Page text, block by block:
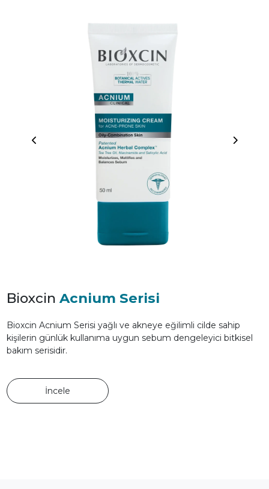
Bioxcin Acnium Serisi
Bioxcin Acnium Serisi yağlı ve akneye eğilimli cilde sahip
kişilerin günlük kullanıma uygun sebum dengeleyici bitkisel
bakım serisidir.
İncele